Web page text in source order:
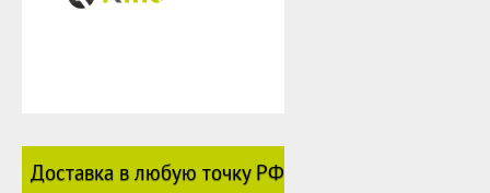
Доставка в любую точку РФ